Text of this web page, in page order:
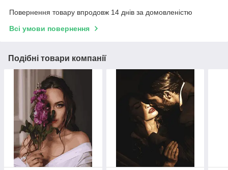
Повернення товару впродовж 14 днів за домовленістю
Всі умови повернення
Подібні товари компанії